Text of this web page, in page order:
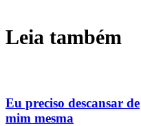
Leia também
Eu preciso descansar de
mim mesma